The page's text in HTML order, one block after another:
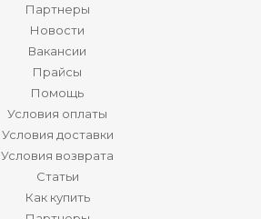
Партнеры
Новости
Вакансии
Прайсы
Помощь
Условия оплаты
Условия доставки
Условия возврата
Статьи
Как купить